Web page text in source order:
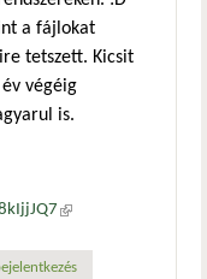
a fájlokat
tetszett. Kicsit
végéig
is.
(külső